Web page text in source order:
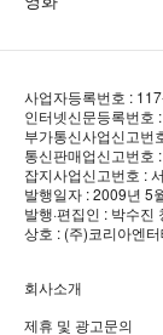
사업자등록번호 :
인터넷신문등록번호
부가통신사업신고번
통신판매업신고번호
잡지사업신고번호 :
발행일자 : 2009년 5
발행·편집인 : 박수진
상호 : (주)코리아엔
회사소개
제휴 및 광고문의